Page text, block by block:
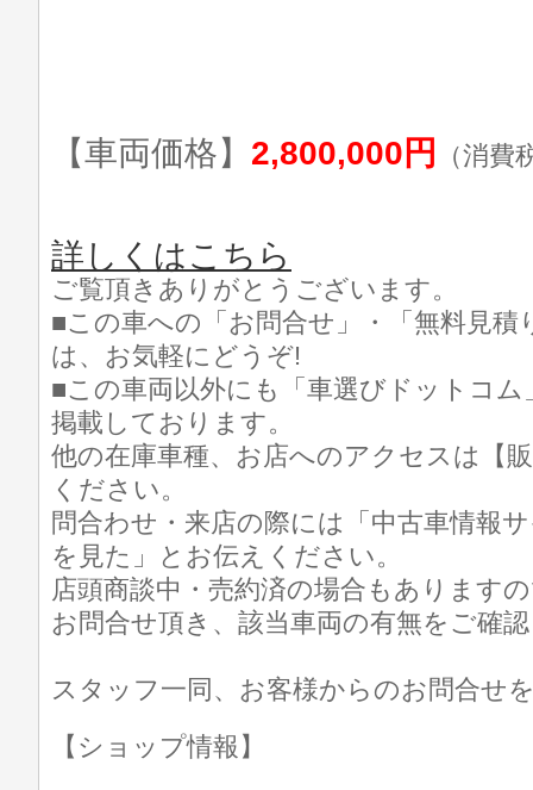
【車両価格】 2,800,000円 （消費
詳しくはこちら
ご覧頂きありがとうございます。
■この車への「お問合せ」・「無料見積
は、お気軽にどうぞ!
■この車両以外にも「車選びドットコ
掲載しております。
他の在庫車種、お店へのアクセスは【
ください。
問合わせ・来店の際には「中古車情報
を見た」とお伝えください。
店頭商談中・売約済の場合もあります
お問合せ頂き、該当車両の有無をご確
スタッフ一同、お客様からのお問合せ
【ショップ情報】